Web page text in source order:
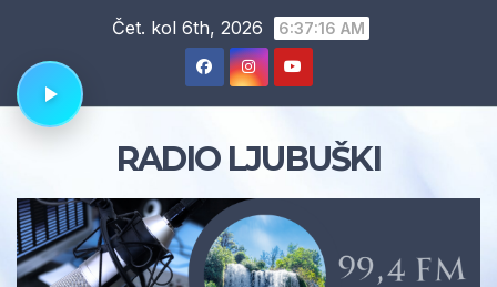
content
Čet. kol 6th, 2026 6:37:16 AM
RADIO LJUBUŠKI